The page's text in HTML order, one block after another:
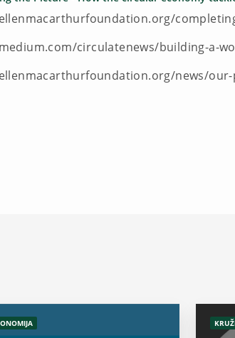
circulatenews/building-a-
news/